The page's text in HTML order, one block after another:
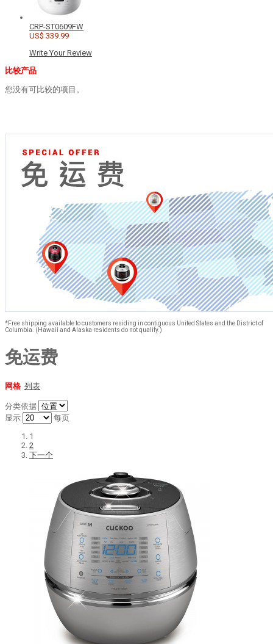
CRP-ST0609FW
US$ 339.99
Write Your Review
比较产品
您没有可比较的项目。
*Free shipping available to customers residing in contiguous United States and the District of
Columbia. (Hawaii and Alaska residents do not qualify.)
免运费
网格 列表
分类依据
显示
每页
1
2
下一个